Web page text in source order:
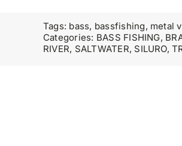
Tags: bass, bassfishing, metal
Categories: BASS FISHING,
RIVER, SALTWATER, SILURO,